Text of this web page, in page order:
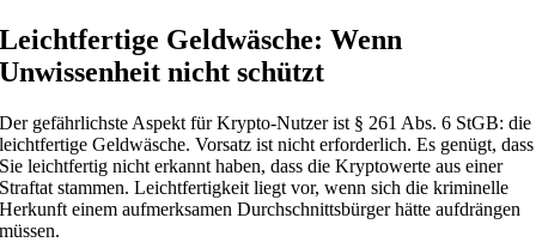
Leichtfertige Geldwäsche: Wenn
Unwissenheit nicht schützt
Der gefährlichste Aspekt für Krypto-Nutzer ist § 261 Abs. 6 StGB: die
leichtfertige Geldwäsche. Vorsatz ist nicht erforderlich. Es genügt, dass
Sie leichtfertig nicht erkannt haben, dass die Kryptowerte aus einer
Straftat stammen. Leichtfertigkeit liegt vor, wenn sich die kriminelle
Herkunft einem aufmerksamen Durchschnittsbürger hätte aufdrängen
müssen.